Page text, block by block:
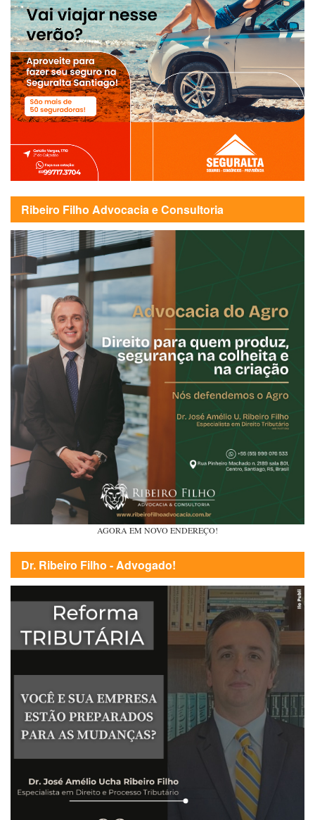
Ribeiro Filho Advocacia e Consultoria
AGORA EM NOVO ENDEREÇO!
Dr. Ribeiro Filho - Advogado!